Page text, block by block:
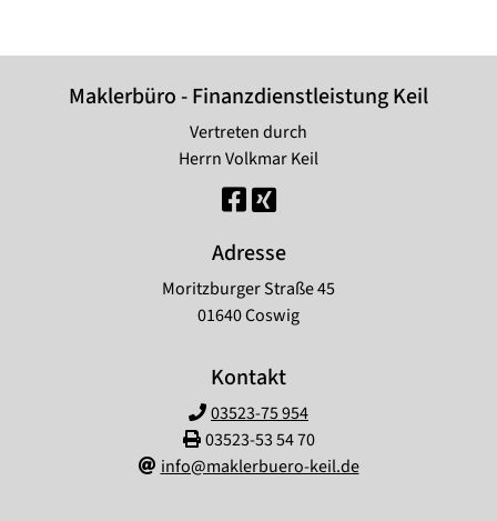
Maklerbüro - Finanzdienstleistung Keil
Vertreten durch
Herrn Volkmar Keil
Adresse
Moritzburger Straße 45
01640 Coswig
Kontakt
03523-75 954
03523-53 54 70
info@maklerbuero-keil.de